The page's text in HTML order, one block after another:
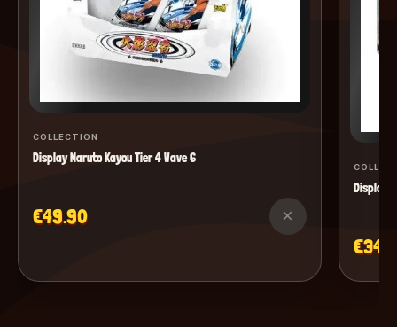
COLLECTION
Display Naruto Kayou Tier 4 Wave 6
€49.90 ×
Display